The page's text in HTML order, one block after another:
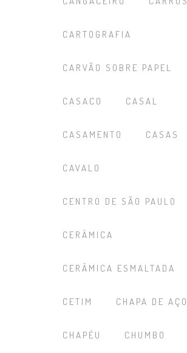
CARTOGRAFIA
CARVÃO SOBRE PAPEL
CASACO CASAL
CASAMENTO CASAS
CAVALO
CENTRO DE SÃO PAULO
CERÂMICA
CERÂMICA ESMALTADA
CETIM CHAPA DE AÇO
CHAPÉU CHUMBO